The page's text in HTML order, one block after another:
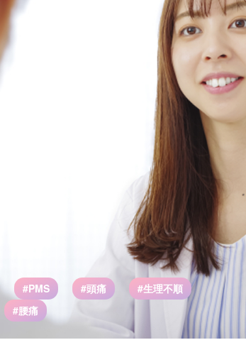
#PMS #頭痛
#生理不順
#腰痛